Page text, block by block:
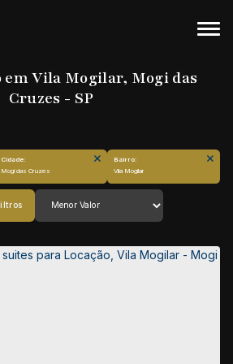
Vila Mogilar, Mogi das
Cruzes - SP
Mogi das Cruzes
Vila Mogilar